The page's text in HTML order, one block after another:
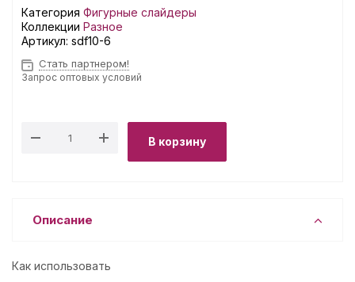
Категория Фигурные слайдеры
Коллекции Разное
Артикул: sdf10-6
Стать партнером!
Запрос оптовых условий
В корзину
Описание
Как использовать